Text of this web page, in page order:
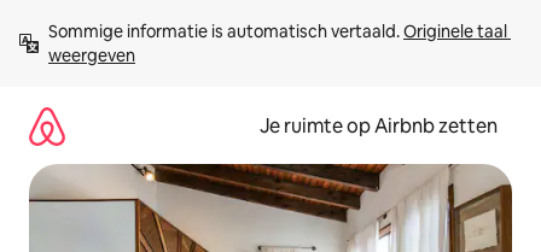
direct
naar
Sommige informatie is automatisch vertaald. Originele taal
weergeven
Je ruimte op Airbnb zetten